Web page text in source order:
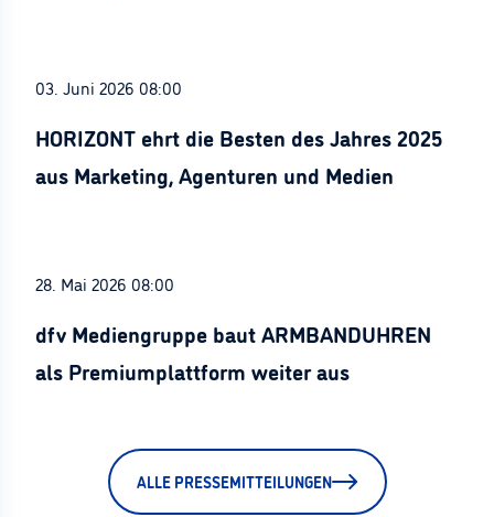
03. Juni 2026 08:00
HORIZONT ehrt die Besten des Jahres 2025
aus Marketing, Agenturen und Medien
28. Mai 2026 08:00
dfv Mediengruppe baut ARMBANDUHREN
als Premiumplattform weiter aus
ALLE PRESSEMITTEILUNGEN